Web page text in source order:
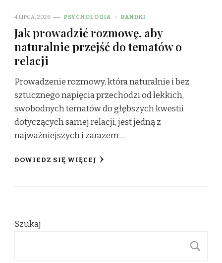
4 LIPCA, 2026 PSYCHOLOGIA RANDKI
Jak prowadzić rozmowę, aby
naturalnie przejść do tematów o
relacji
Prowadzenie rozmowy, która naturalnie i bez
sztucznego napięcia przechodzi od lekkich,
swobodnych tematów do głębszych kwestii
dotyczących samej relacji, jest jedną z
najważniejszych i zarazem …
DOWIEDZ SIĘ WIĘCEJ
Szukaj